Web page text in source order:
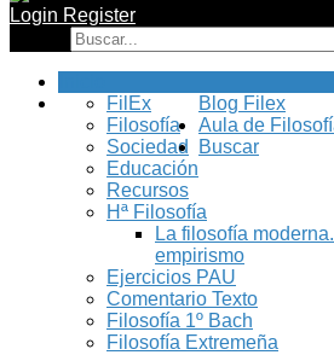
Login Register
Blog Filex
FilEx
Filosofía
Sociedad
Educación
Recursos
Aula de
Hª Filosofía
La filosofía
empirismo
Ejercicios PAU
Comentario Texto
Filosofía 1º Bach
Filosofía Extremeña
Buscar